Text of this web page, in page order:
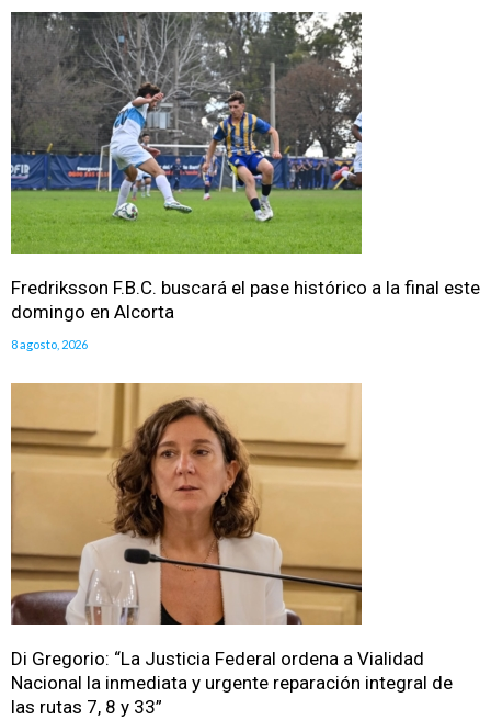
Fredriksson F.B.C. buscará el pase histórico a la final este
domingo en Alcorta
8 agosto, 2026
Di Gregorio: “La Justicia Federal ordena a Vialidad
Nacional la inmediata y urgente reparación integral de
las rutas 7, 8 y 33”